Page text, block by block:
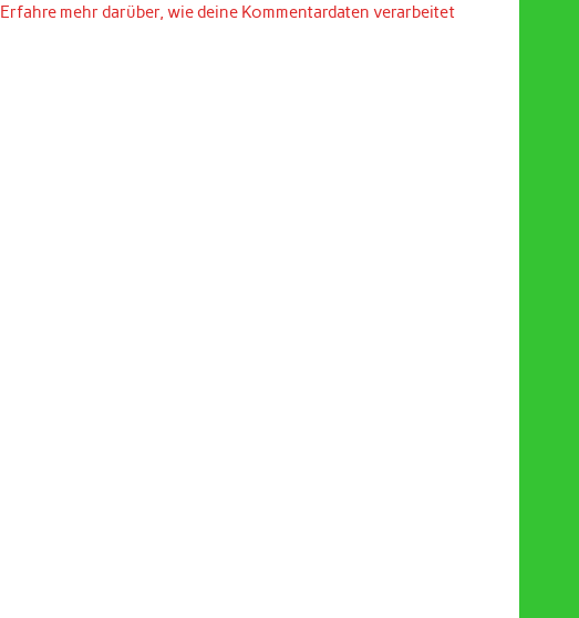
Erfahre mehr darüber, wie deine Kommentardaten verarbeitet